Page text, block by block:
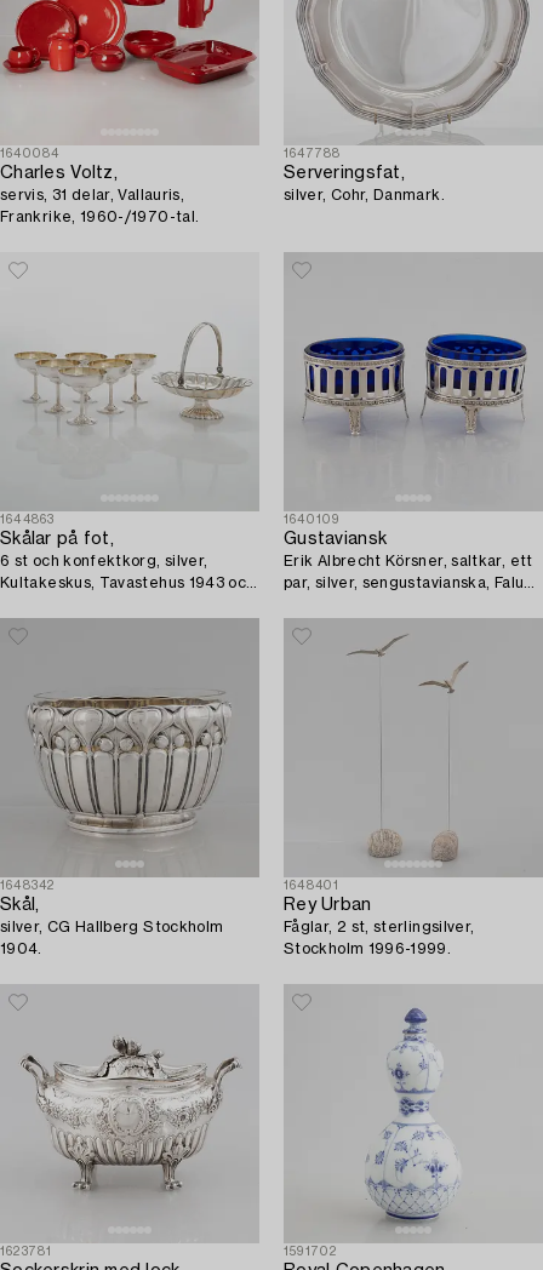
1640084
Charles Voltz,
servis, 31 delar, Vallauris,
Frankrike, 1960-/1970-tal.
1647788
Serveringsfat,
silver, Cohr, Danmark.
1644863
Skålar på fot,
6 st och konfektkorg, silver,
Kultakeskus, Tavastehus 1943 och
1640109
Gustaviansk
Erik Albrecht Körsner, saltkar, ett
par, silver, sengustavianska, Falun
1648342
Skål,
silver, CG Hallberg Stockholm
1904.
1648401
Rey Urban
Fåglar, 2 st, sterlingsilver,
Stockholm 1996-1999.
1623781 1591702